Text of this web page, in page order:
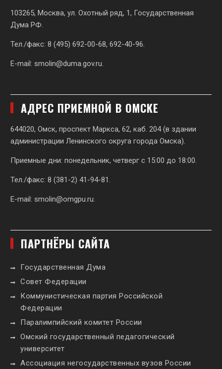
103265, Москва, ул. Охотный ряд, 1, Государственная
Дума РФ.
Тел./факс: 8 (495) 692-00-68, 692-40-96.
E-mail: smolin@duma.gov.ru
АДРЕС ПРИЕМНОЙ В ОМСКЕ
644020, Омск, проспект Маркса, 62, каб. 204 (в здании
администрации Ленинского округа города Омска).
Приемные дни: понедельник, четверг с 15:00 до 18:00.
Тел./факс: 8 (381-2) 41-94-81.
E-mail: smolin@omgpu.ru
ПАРТНЁРЫ САЙТА
Государственная Дума
Совет Федерации
Коммунистическая партия Российской
Федерации
Паралимпийский комитет России
Омский государственный педагогический
университет
Ассоциация негосударственных вузов России